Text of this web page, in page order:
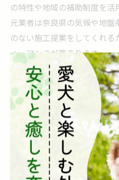
の特性や地域の補助制度を
元業者は奈良県の気候や地
のない施工提案をしてくれ
ォーマンスが高まります。
また、奈良県が推進するお
域特有の助成金や補助金の
れらの制度を利用すれば駐
対策工事に対して補助が受け
加えて、工事の時期選びに
避けて閑散期に依頼すると、